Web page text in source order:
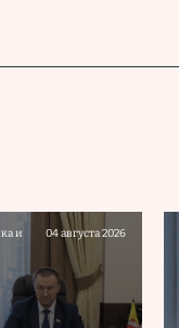
и
04 августа 2026